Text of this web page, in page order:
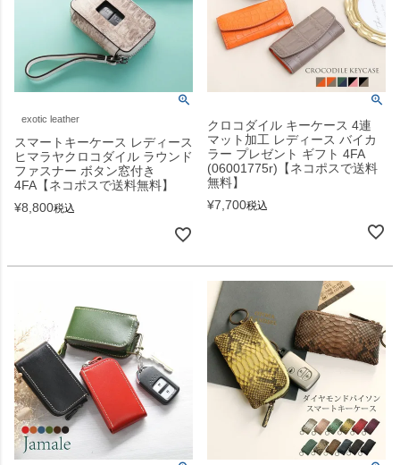
exotic leather
スマートキーケース レディース
ヒマラヤクロコダイル ラウンド
ファスナー ボタン窓付き
4FA【ネコポスで送料無料】
¥8,800税込
クロコダイル キーケース 4連
マット加工 レディース バイカ
ラー プレゼント ギフト 4FA
(06001775r)【ネコポスで送料
無料】
¥7,700税込